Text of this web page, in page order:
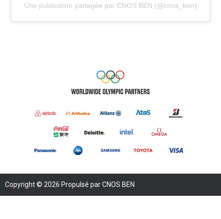
Une publication partagée par CNOS BEN (@cnos_ben)
Copyright © 2026 Propulsé par CNOS BEN